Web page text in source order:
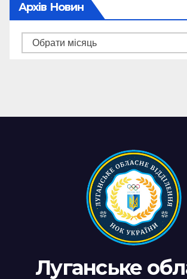
Архів Новин
Архів
Луганське